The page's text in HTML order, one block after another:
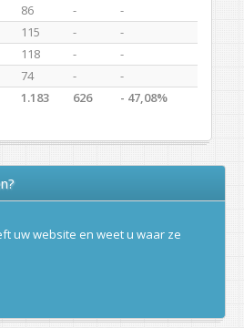
86 -
-
115 -
-
118 -
-
74 -
-
1.183 626 - 47,08%
uw website en weet u waar ze